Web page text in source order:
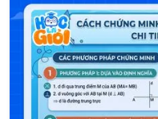
có thể tham khảo.